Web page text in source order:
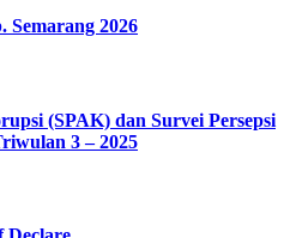
Semarang 2026
(SPAK) dan Survei Persepsi
3 – 2025